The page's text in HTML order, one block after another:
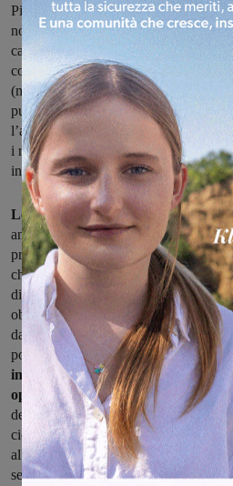
Piano del Traffico profumatamente
non sottolineare che la nuova
cantiere, ha avuto (anche se
commerciali ed i residenti della zona
(mitigazione che solo in parte ha
punti della nostra petizione
l’analisi ( di concerto con gli uffici
i residenti e le attività insistenti in
interventi di viabilità per dibattere sui
Le Liste civiche sangiovannesi
ancora dei punti da chiarire. La nuova
programma) di realizzare nuovi
che se questi interventi dovessero in
discussione i sensi di marcia sulla
obbligando a qualche nuovo senso
dalla finestra quello che pare uscito
ponti), troveranno la nostra ferma
invece di muoversi con decisione
opere
che rimangono per noi
definitivamente la viabilità attorno al
ciclopedonale accanto, appunto, al
allo sbocco del Ponte lato Oltrarno.
severa lezione del buon senso che